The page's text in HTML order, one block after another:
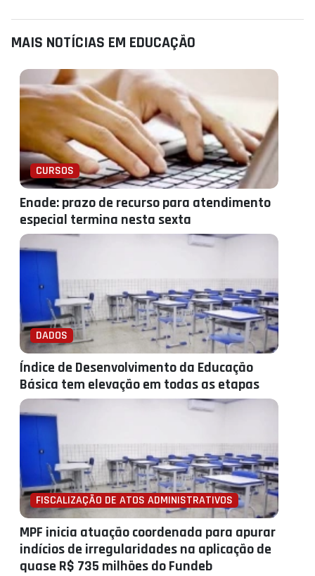
MAIS NOTÍCIAS EM EDUCAÇÃO
CURSOS
Enade: prazo de recurso para atendimento
especial termina nesta sexta
DADOS
Índice de Desenvolvimento da Educação
Básica tem elevação em todas as etapas
FISCALIZAÇÃO DE ATOS ADMINISTRATIVOS
MPF inicia atuação coordenada para apurar
indícios de irregularidades na aplicação de
quase R$ 735 milhões do Fundeb